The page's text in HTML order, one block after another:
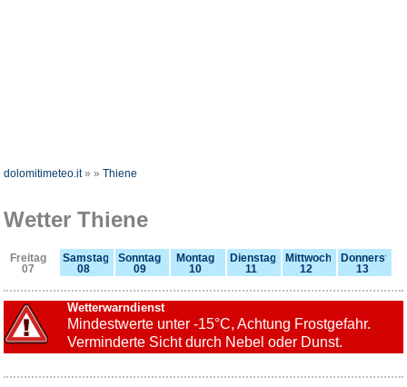
dolomitimeteo.it»»Thiene
Wetter Thiene
Freitag
07
Samstag
08
Sonntag
09
Montag
10
Dienstag
11
Mittwoch
12
Donnerstag
13
Wetterwarndienst
Mindestwerte unter -15°C, Achtung Frostgefahr.
Verminderte Sicht durch Nebel oder Dunst.